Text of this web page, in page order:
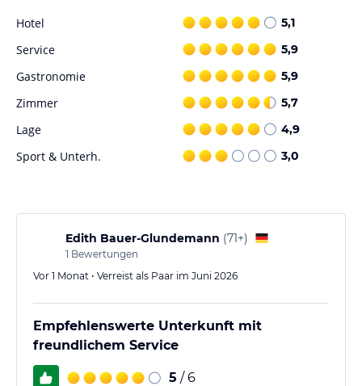
Hotel 5,1
Service 5,9
Gastronomie 5,9
Zimmer 5,7
Lage 4,9
Sport & Unterh. 3,0
Edith Bauer-Glundemann (71+)
1 Bewertungen
Vor 1 Monat • Verreist als Paar im Juni 2026
Empfehlenswerte Unterkunft mit
freundlichem Service
5 / 6